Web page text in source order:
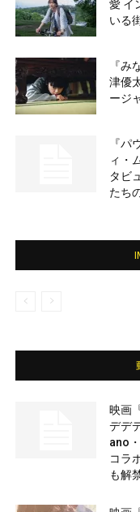
愛 イ
いる
『み
津優
ージ
『パ
ィ・
タビ
たち
映画
デデ
ano
コラ
も解